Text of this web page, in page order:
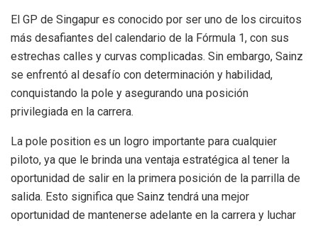
El GP de Singapur es conocido por ser uno de los circuitos
más desafiantes del calendario de la Fórmula 1, con sus
estrechas calles y curvas complicadas. Sin embargo, Sainz
se enfrentó al desafío con determinación y habilidad,
conquistando la pole y asegurando una posición
privilegiada en la carrera.
La pole position es un logro importante para cualquier
piloto, ya que le brinda una ventaja estratégica al tener la
oportunidad de salir en la primera posición de la parrilla de
salida. Esto significa que Sainz tendrá una mejor
oportunidad de mantenerse adelante en la carrera y luchar